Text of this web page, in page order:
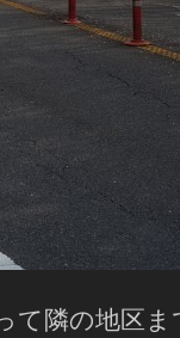
て隣の地区ま